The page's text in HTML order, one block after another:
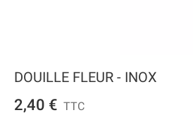
DOUILLE FLEUR - INOX
2,40 € TTC